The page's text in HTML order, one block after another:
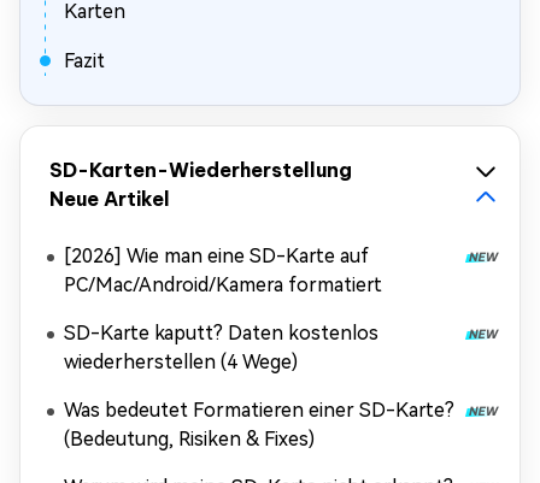
Karten
Fazit
SD-Karten-Wiederherstellung
Neue Artikel
[2026] Wie man eine SD-Karte auf
PC/Mac/Android/Kamera formatiert
SD-Karte kaputt? Daten kostenlos
wiederherstellen (4 Wege)
Was bedeutet Formatieren einer SD-Karte?
(Bedeutung, Risiken & Fixes)